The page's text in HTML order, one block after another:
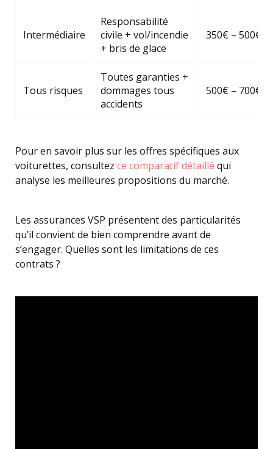
Intermédiaire
Responsabilité
civile + vol/incendie
+ bris de glace
350€ – 500€
Tous risques
Toutes garanties +
dommages tous
accidents
500€ – 700€
Pour en savoir plus sur les offres spécifiques aux
voiturettes, consultez ce comparatif détaillé qui
analyse les meilleures propositions du marché.
Les assurances VSP présentent des particularités
qu’il convient de bien comprendre avant de
s’engager. Quelles sont les limitations de ces
contrats ?